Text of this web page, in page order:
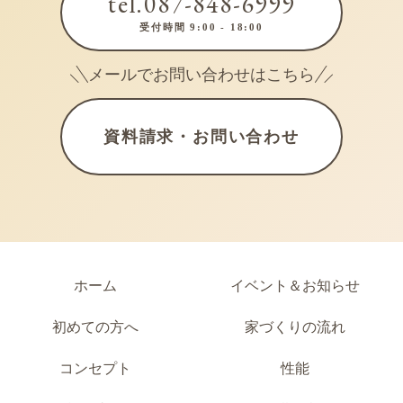
受付時間 9:00 - 18:00
メールでお問い合わせはこちら
資料請求・お問い合わせ
ホーム
初めての方へ
コンセプト
イベント＆お知らせ
家づくりの流れ
性能